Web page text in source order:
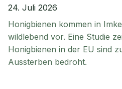
24. Juli 2026
Honigbienen kommen in
wildlebend vor. Eine Studie
Honigbienen in der EU sind
Aussterben bedroht.